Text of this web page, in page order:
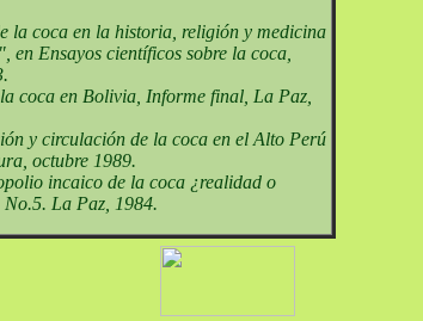
la coca en la historia, religión y medicina
en Ensayos científicos sobre la coca,
coca en Bolivia, Informe final, La Paz,
y circulación de la coca en el Alto Perú
octubre 1989.
incaico de la coca ¿realidad o
La Paz, 1984.